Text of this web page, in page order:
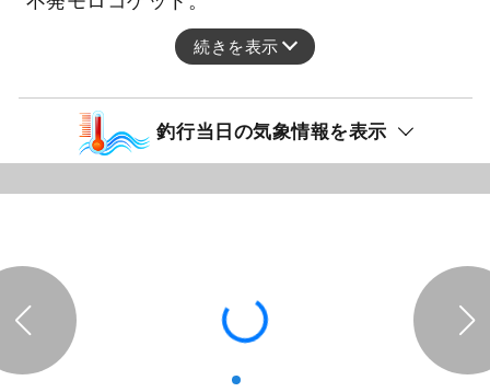
続きを表示
釣行当日の気象情報を表示